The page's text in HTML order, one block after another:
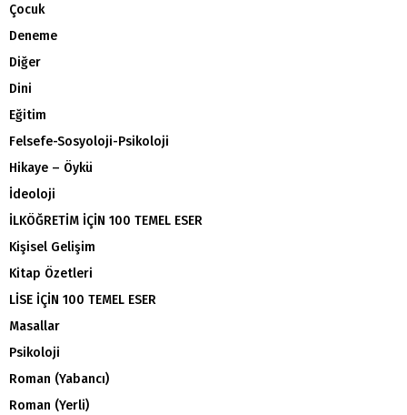
Çocuk
Deneme
Diğer
Dini
Eğitim
Felsefe-Sosyoloji-Psikoloji
Hikaye – Öykü
İdeoloji
İLKÖĞRETİM İÇİN 100 TEMEL ESER
Kişisel Gelişim
Kitap Özetleri
LİSE İÇİN 100 TEMEL ESER
Masallar
Psikoloji
Roman (Yabancı)
Roman (Yerli)